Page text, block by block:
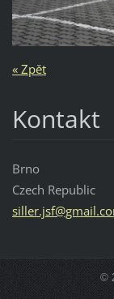
« Zpět
Kontakt
Brno
Czech Republic
siller.jsf@gmail
©